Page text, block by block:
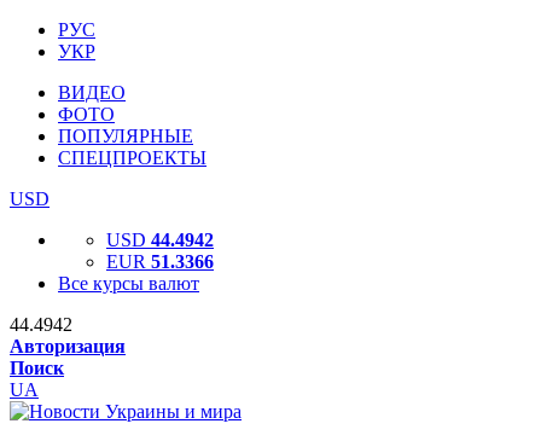
РУС
УКР
ВИДЕО
ФОТО
ПОПУЛЯРНЫЕ
СПЕЦПРОЕКТЫ
USD
USD 44.4942
EUR 51.3366
Все курсы валют
44.4942
Авторизация
Поиск
UA